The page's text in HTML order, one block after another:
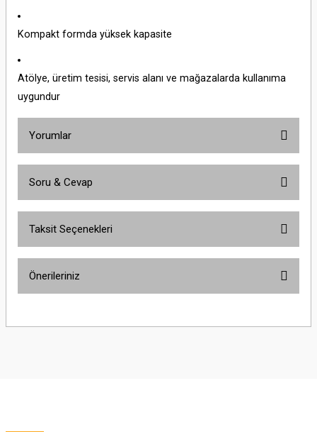
Kompakt formda yüksek kapasite
Atölye, üretim tesisi, servis alanı ve mağazalarda kullanıma
uygundur
Yorumlar
Soru & Cevap
Taksit Seçenekleri
Önerileriniz
yetersiz gördüğünüz noktaları öneri formunu kullanarak tarafımıza